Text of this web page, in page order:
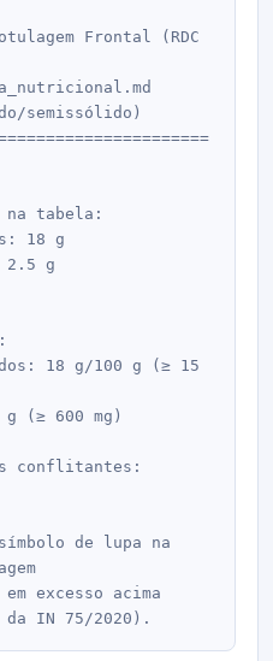
Frontal (RDC
semissólido)
tabela:
conflitantes:
de lupa na
excesso acima